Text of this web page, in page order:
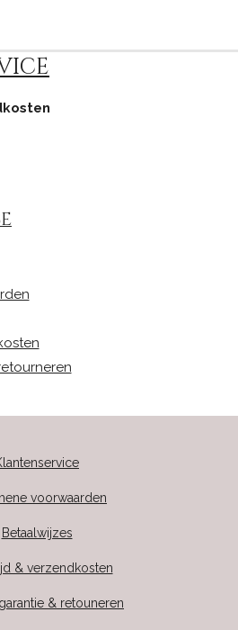
voorwaarden
Betaalwijzes
& verzendkosten
& retouneren